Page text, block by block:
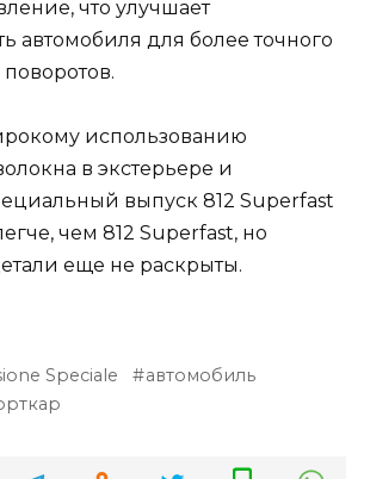
что улучшает
автомобиля для более точного
использованию
в экстерьере и
выпуск 812 Superfast
чем 812 Superfast, но
еще не раскрыты.
Speciale
автомобиль